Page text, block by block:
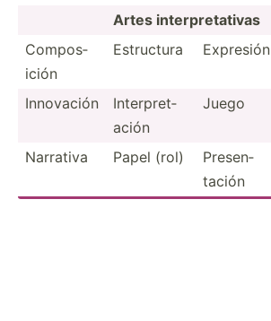
Artes interp­ret­ativas
Compos­
ición
Estructura Expresión
Innovación
Interp­ret­
ación
Juego
Narrativa Papel (rol)
Presen­
tación